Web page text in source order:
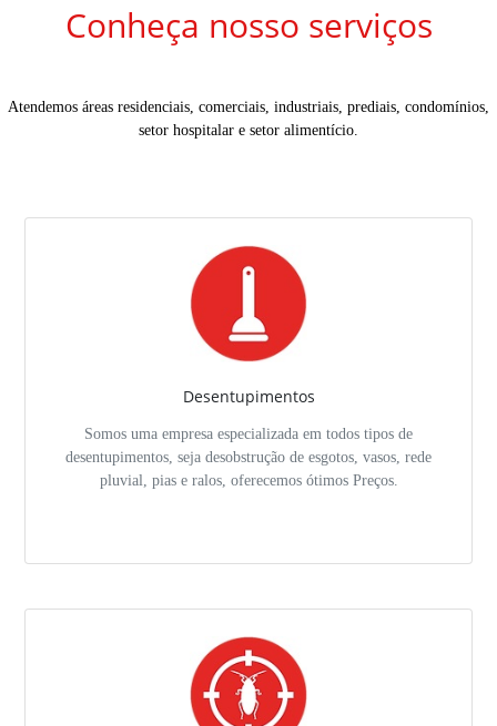
Conheça nosso serviços
Atendemos áreas residenciais, comerciais, industriais, prediais, condomínios,
setor hospitalar e setor alimentício.
Desentupimentos
Somos uma empresa especializada em todos tipos de
desentupimentos, seja desobstrução de esgotos, vasos, rede
pluvial, pias e ralos, oferecemos ótimos Preços.